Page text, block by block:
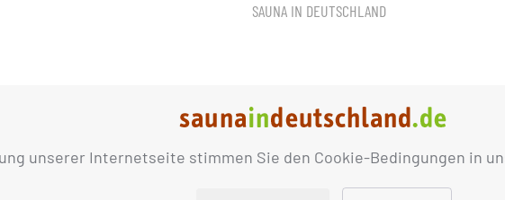
unserer Internetseite stimmen Sie den Cookie-Bedingungen in
SAUNA IN DEUTSCHLAND